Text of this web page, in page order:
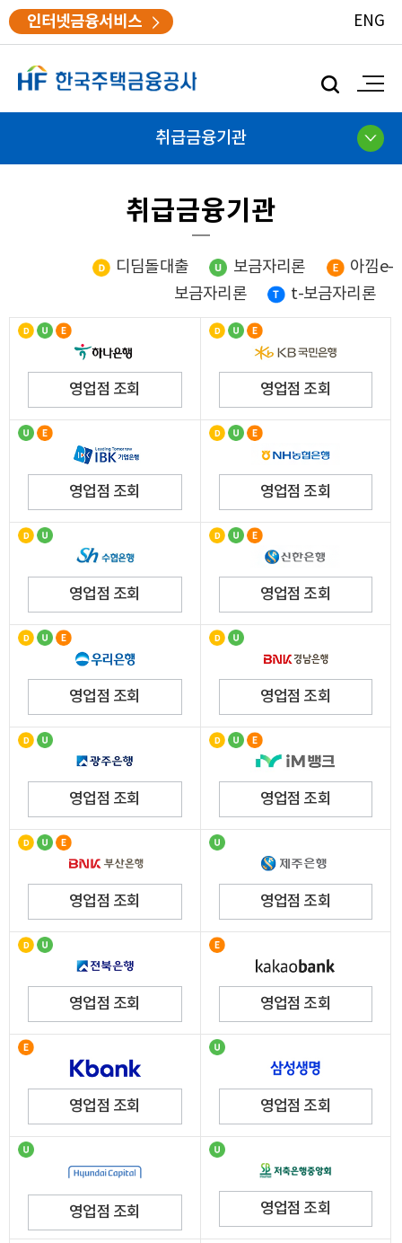
인터넷금융서비스 ENG
취급금융기관
취급금융기관
디딤돌대출 보금자리론
아낌e-
보금자리론
t-보금자리론
영업점 조회 영업점 조회
영업점 조회 영업점 조회
영업점 조회 영업점 조회
영업점 조회 영업점 조회
영업점 조회 영업점 조회
영업점 조회 영업점 조회
영업점 조회 영업점 조회
영업점 조회 영업점 조회
영업점 조회 영업점 조회